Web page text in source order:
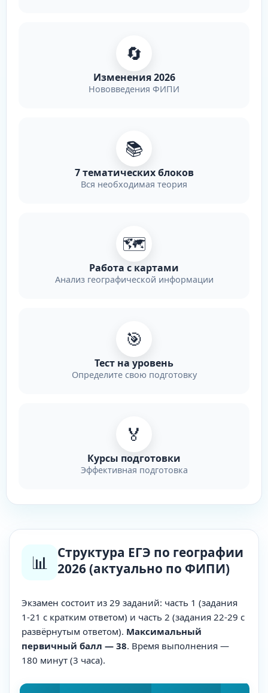
🔄
Изменения 2026
Нововведения ФИПИ
📚
7 тематических блоков
Вся необходимая теория
🗺️
Работа с картами
Анализ географической информации
🎯
Тест на уровень
Определите свою подготовку
🏅
Курсы подготовки
Эффективная подготовка
📊
Структура ЕГЭ по географии
2026 (актуально по ФИПИ)
Экзамен состоит из 29 заданий: часть 1 (задания
1-21 с кратким ответом) и часть 2 (задания 22-29 с
развёрнутым ответом). Максимальный
первичный балл — 38. Время выполнения —
180 минут (3 часа).